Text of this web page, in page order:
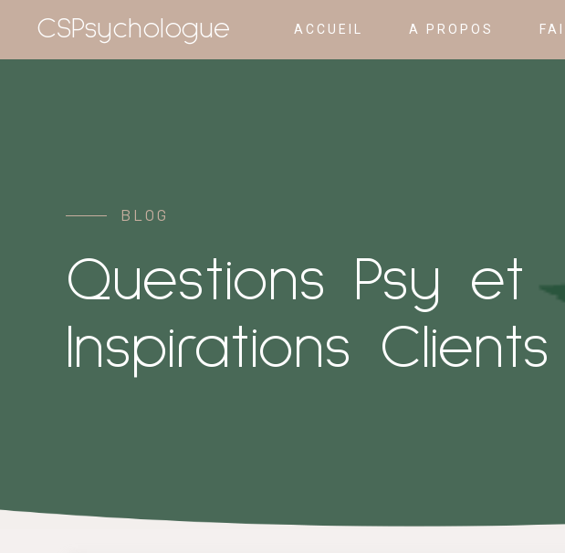
CSPsychologue ACCUEIL A PROPOS
BLOG
Questions Psy et
Inspirations Clients